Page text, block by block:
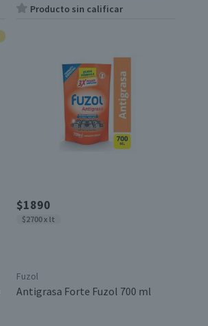
Producto sin calificar
$1890
$2700 x lt
Fuzol
Antigrasa Forte Fuzol 700 ml